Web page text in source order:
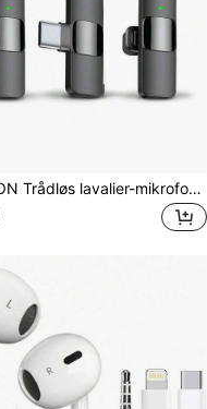
HITOZON Trådløs lavalier-mikrofon til Android – plug-and-play omnidirektionel clip-on mikrofon – perfekt til podcast, vlogging, interviews, undervisning og videooptagelse, støjreduktion